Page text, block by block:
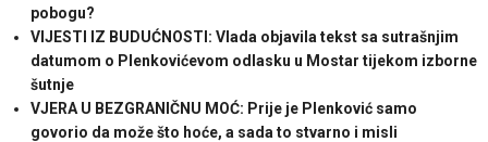
pobogu?
VIJESTI IZ BUDUĆNOSTI: Vlada objavila tekst sa sutrašnjim
datumom o Plenkovićevom odlasku u Mostar tijekom izborne
šutnje
VJERA U BEZGRANIČNU MOĆ: Prije je Plenković samo
govorio da može što hoće, a sada to stvarno i misli